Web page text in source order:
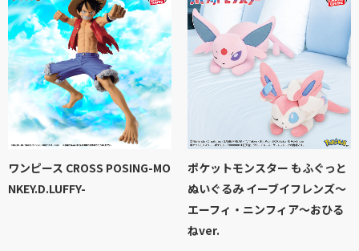
ワンピース CROSS POSING-MO
NKEY.D.LUFFY-
ポケットモンスター もふぐっと
ぬいぐるみ イーブイフレンズ～
エーフィ・ニンフィア～おひる
ねver.